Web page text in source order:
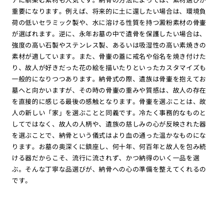
重要になります。例えば、将来的に土に還したい場合は、環境負
荷の低いセラミック製や、水に溶ける性質を持つ澱粉素材の骨壷
が選ばれます。逆に、永年お墓の中で遺骨を保護したい場合は、
強度の高い石製やステンレス製、あるいは吸湿性の高い素焼きの
素材が適しています。また、骨壷の蓋に戒名や俗名を焼き付けた
り、故人が好きだった花の絵を描いたりといったカスタマイズも
一般的になりつつあります。納骨式の際、遺族は骨壷を抱えてお
墓へと向かいますが、その時の骨壷の重みや質感は、故人の存在
を直接的に感じる最後の感触となります。骨壷を選ぶことは、故
人の新しい「家」を選ぶことと同義です。冷たく事務的なものと
してではなく、故人の人柄や、遺族の慈しみの心が反映された器
を選ぶことで、納骨という儀式はより血の通った温かなものにな
ります。お墓の奥深くに鎮座し、何十年、何百年と故人を包み続
ける器だからこそ、流行に流されず、かつ納得のいく一品を選
ぶ。そんな丁寧な品選びが、納骨への心の準備を整えてくれるの
です。